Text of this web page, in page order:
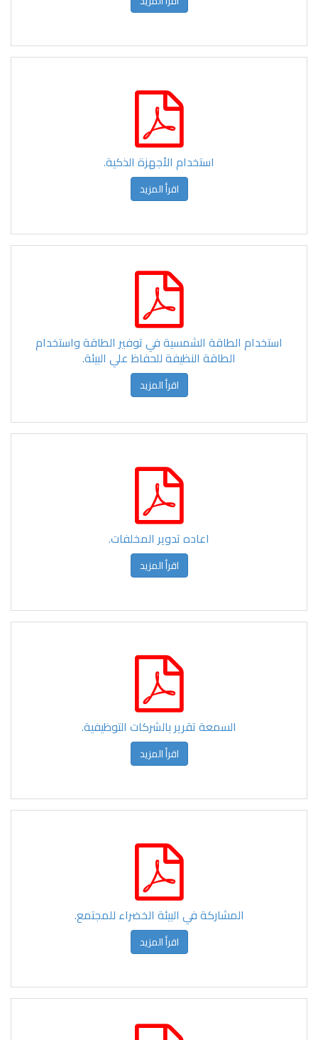
استخدام الأجهزة الذكية.
اقرأ المزيد
استخدام الطاقة الشمسية في توفير الطاقة واستخدام
الطاقة النظيفة للحفاظ علي البيئة.
اقرأ المزيد
اعاده تدوير المخلفات.
اقرأ المزيد
السمعة تقرير بالشركات التوظيفية.
اقرأ المزيد
المشاركة في البيئة الخضراء للمجتمع.
اقرأ المزيد